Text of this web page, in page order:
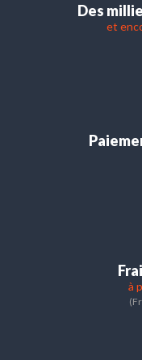
Des
et
à